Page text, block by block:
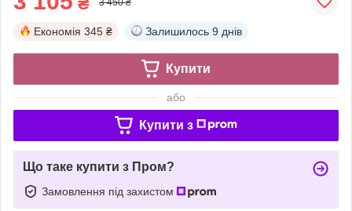
Економія 345 ₴ Залишилось 9 днів
Купити
або
Купити з
Що таке купити з Пром?
Замовлення під захистом